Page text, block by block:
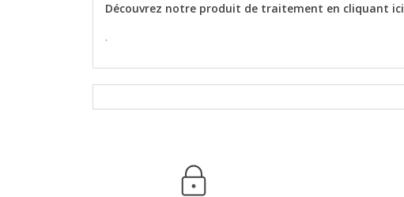
Découvrez notre produit de traitement en cliquant ici
.